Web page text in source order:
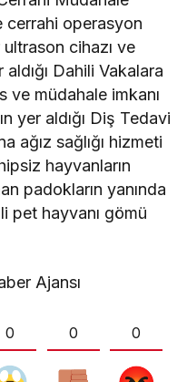
cerrahi operasyon
cihazı ve
Dahili Vakalara
ve müdahale imkanı
yer aldığı Diş Tedavi
ağız sağlığı hizmeti
hayvanların
padokların yanında
pet hayvanı gömü
Ajansı
0 0 0